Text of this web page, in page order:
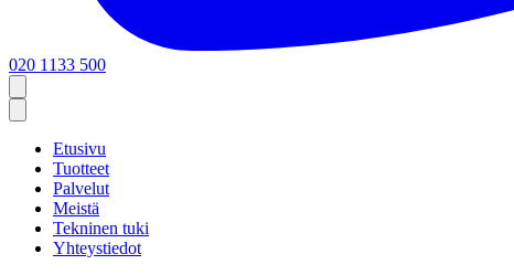
020 1133 500
Etusivu
Tuotteet
Palvelut
Meistä
Tekninen tuki
Yhteystiedot